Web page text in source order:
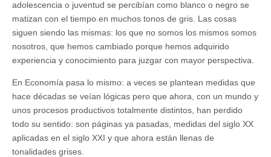
adolescencia o juventud se percibían como blanco o negro se
matizan con el tiempo en muchos tonos de gris. Las cosas
siguen siendo las mismas: los que no somos los mismos somos
nosotros, que hemos cambiado porque hemos adquirido
experiencia y conocimiento para juzgar con mayor perspectiva.
En Economía pasa lo mismo: a veces se plantean medidas que
hace décadas se veían lógicas pero que ahora, con un mundo y
unos procesos productivos totalmente distintos, han perdido
todo su sentido: son páginas ya pasadas, medidas del siglo XX
aplicadas en el siglo XXI y que ahora están llenas de
tonalidades grises.